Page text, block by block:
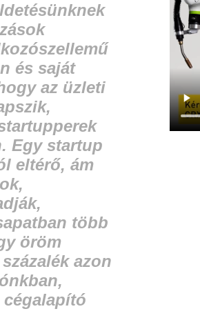
és saját
az üzleti
Egy startup
eltérő, ám
több
öröm
azon